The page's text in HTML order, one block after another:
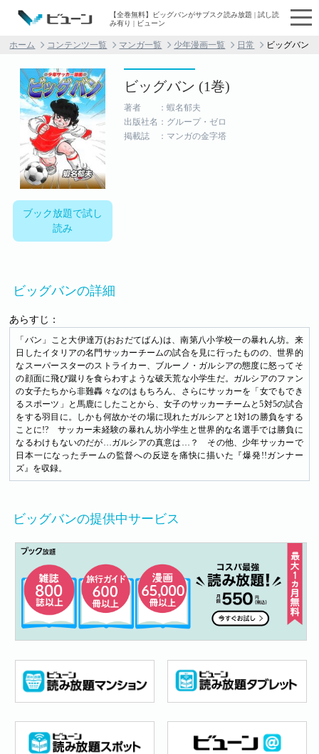
【全巻無料】ビッグバンがサブスク読み放題 | 試し読
み有り | ビューン
ホーム コンテンツ一覧 マンガ一覧 少年漫画一覧 日常 ビッグバン
ブック放題で試し
読み
ビッグバン (1巻)
著者 ：蝦名郁夫
出版社名：グループ・ゼロ
掲載誌 ：マンガの金字塔
ビッグバンの詳細
あらすじ：
「バン」こと大伊達万(おおだてばん)は、南第八小学校一の暴れん坊。来
日したイタリアの名門サッカーチームの試合を見に行ったものの、世界的
なスーパースターのストライカー、ブルーノ・ガルシアの態度に怒ってそ
の顔面に飛び蹴りを食らわすような破天荒な小学生だ。ガルシアのファン
の女子たちから非難轟々なのはもちろん、さらにサッカーを「女でもでき
るスポーツ」と馬鹿にしたことから、女子のサッカーチームと5対5の試合
をする羽目に。しかも何故かその場に現れたガルシアと1対1の勝負をする
ことに!? サッカー未経験の暴れん坊小学生と世界的な名選手では勝負に
なるわけもないのだが…ガルシアの真意は…？ その他、少年サッカーで
日本一になったチームの監督への反逆を痛快に描いた『爆発!!ガンナー
ズ』を収録。
ビッグバンの提供中サービス